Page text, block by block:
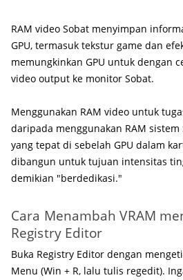
RAM video Sobat menyimpan
GPU, termasuk tekstur game dan
memungkinkan GPU untuk dengan
video output ke monitor Sobat.
Menggunakan RAM video untuk
daripada menggunakan RAM sistem
yang tepat di sebelah GPU dalam
dibangun untuk tujuan intensitas
demikian "berdedikasi."
Cara Menambah VRAM
Registry Editor
Buka Registry Editor dengan
Menu (Win + R, lalu tulis regedit).